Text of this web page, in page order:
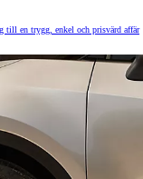
till en trygg, enkel och prisvärd affär